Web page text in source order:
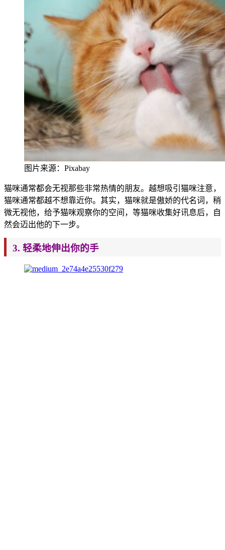
图片来源：Pixabay
猫咪通常都会无视那些非常热情的朋友。越想吸引猫咪注意，
猫咪通常都越不想靠近你。其实，猫咪就是傲娇的代名词，稍
微无视他，给予猫咪观察你的空间，等猫咪收集好讯息后，自
然会迈出他的下一步。
3. 轻柔地伸出你的手